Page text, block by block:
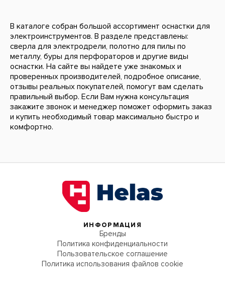
В каталоге собран большой ассортимент оснастки для
электроинструментов. В разделе представлены:
сверла для электродрели, полотно для пилы по
металлу, буры для перфораторов и другие виды
оснастки. На сайте вы найдете уже знакомых и
проверенных производителей, подробное описание,
отзывы реальных покупателей, помогут вам сделать
правильный выбор. Если Вам нужна консультация
закажите звонок и менеджер поможет оформить заказ
и купить необходимый товар максимально быстро и
комфортно.
ИНФОРМАЦИЯ
Бренды
Политика конфиденциальности
Пользовательское соглашение
Политика использования файлов cookie